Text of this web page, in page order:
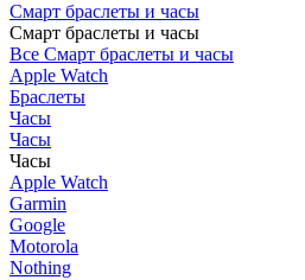
Смарт браслеты и часы
Смарт браслеты и часы
Все Смарт браслеты и часы
Apple Watch
Браслеты
Часы
Часы
Часы
Apple Watch
Garmin
Google
Motorola
Nothing